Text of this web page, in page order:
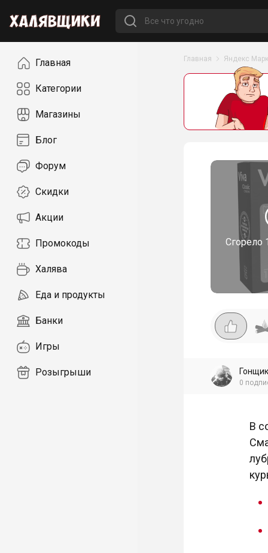
НавигацияГлавная
Категории
Магазины
Блог
Форум
Скидки
Акции
Промокоды
Халява
Еда и продукты
Банки
Игры
Розыгрыши
Главная Яндекс
Сгорело
0
В